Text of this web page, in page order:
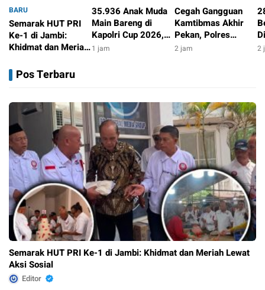
BARU
Semarak HUT PRI
Ke-1 di Jambi:
Khidmat dan Meriah
35.936 Anak Muda
Main Bareng di
Kapolri Cup 2026,
Wakapolri: Jangan
1 jam
Cegah Gangguan
Kamtibmas Akhir
Pekan, Polres
Rejang Lebong
2 jam 2
Pos Terbaru
Semarak HUT PRI Ke-1 di Jambi: Khidmat dan Meriah Lewat
Aksi Sosial
Editor